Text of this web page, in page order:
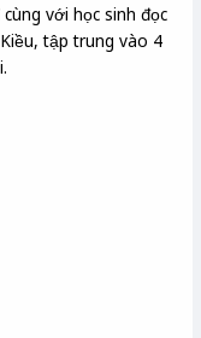
với học sinh đọc
tập trung vào 4